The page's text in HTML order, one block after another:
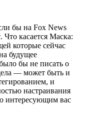
бы на Fox News
касается Маска:
которые сейчас
будущее
бы не писать о
— может быть и
и
настраивания
интересующим вас